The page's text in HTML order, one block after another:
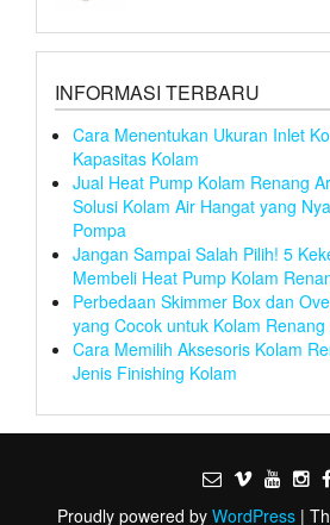
INFORMASI TERBARU
Cara Menentukan Ukuran Inlet
Kapasitas Kolam
Jual Heat Pump Kolam Renang
Solusi Kolam Air Hangat yang
Pompa
Jangan Sampai Salah Pilih! 5
Membeli Heat Pump Kolam
Perbedaan Skimmer Box dan
yang Cocok untuk Kolam Renang
Cara Memilih Aksesoris Kolam
Jenis Finishing Kolam
Proudly powered by WordPress |